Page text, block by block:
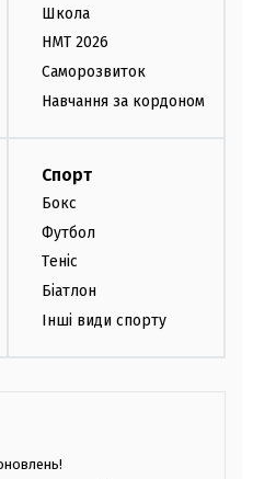
Школа
НМТ 2026
Саморозвиток
Навчання за кордоном
Спорт
Бокс
Футбол
Теніс
Біатлон
Інші види спорту